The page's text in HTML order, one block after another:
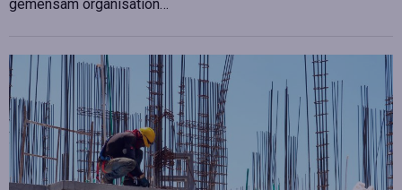
gemensam organisation…